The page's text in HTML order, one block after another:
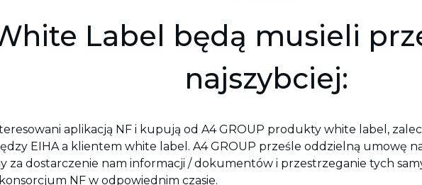
Label będą musieli
najszybciej:
aplikacją NF i kupują od A4 GROUP produkty white label,
EIHA a klientem white label. A4 GROUP prześle oddzielną umowę
za dostarczenie nam informacji / dokumentów i przestrzeganie tych
NF w odpowiednim czasie.